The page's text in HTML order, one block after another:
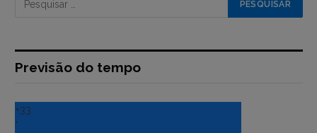
Previsão do tempo
+33
°